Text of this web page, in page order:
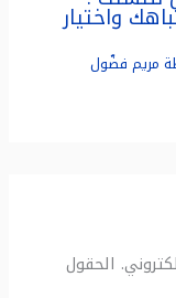
واختيار
فضّول
الحقول